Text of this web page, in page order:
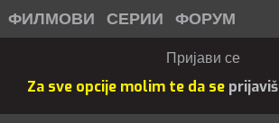
ФИЛМОВИ СЕРИИ ФОРУМ
Пријави се
Za sve opcije molim te da se prijaviš